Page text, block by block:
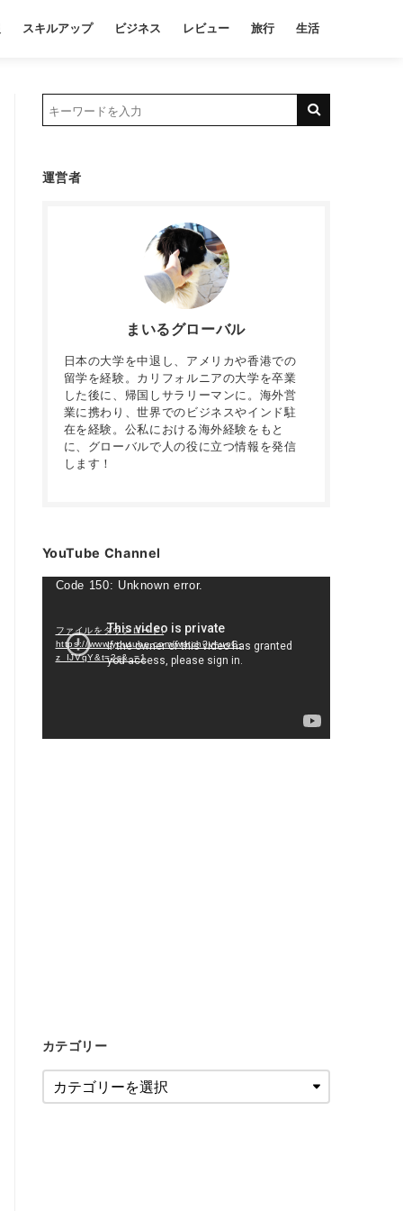
スキルアップ ビジネス レビュー 旅行 生活
運営者
まいるグローバル
日本の大学を中退し、アメリカや香港での
留学を経験。カリフォルニアの大学を卒業
した後に、帰国しサラリーマンに。海外営
業に携わり、世界でのビジネスやインド駐
在を経験。公私における海外経験をもと
に、グローバルで人の役に立つ情報を発信
します！
YouTube Channel
動
レ
Code 150: Unknown error.
ファイルをダウンロード:
https://www.youtube.com/watch?v=uoC-
z_IJVqY&t=2s&_=1
カテゴリー